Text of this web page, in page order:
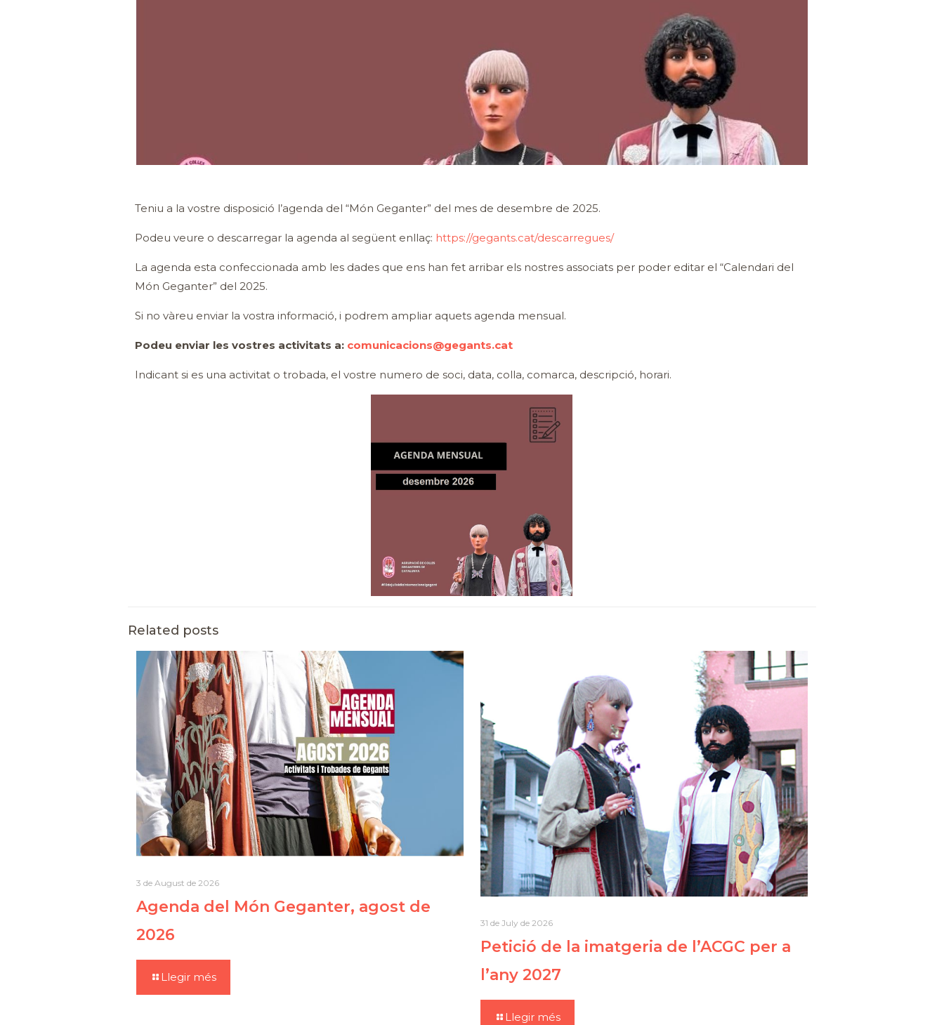
Teniu a la vostre disposició l’agenda del “Món Geganter” del mes de desembre de 2025.
Podeu veure o descarregar la agenda al següent enllaç: https://gegants.cat/descarregues/
La agenda esta confeccionada amb les dades que ens han fet arribar els nostres associats per poder editar el “Calendari del
Món Geganter” del 2025.
Si no vàreu enviar la vostra informació, i podrem ampliar aquets agenda mensual.
Podeu enviar les vostres activitats a: comunicacions@gegants.cat
Indicant si es una activitat o trobada, el vostre numero de soci, data, colla, comarca, descripció, horari.
Related posts
3 de August de 2026
Agenda del Món Geganter, agost de
2026
Llegir més
31 de July de 2026
Petició de la imatgeria de l’ACGC per a
l’any 2027
Llegir més